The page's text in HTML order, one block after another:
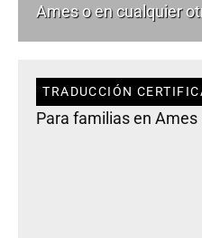
Ames o en cualquier
TRADUCCIÓN
Para familias en Ames